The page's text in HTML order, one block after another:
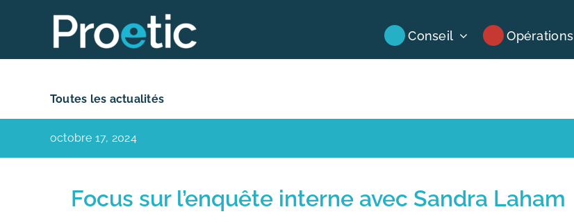
Conseil Opérations
Toutes les actualités
octobre 17, 2024
Focus sur l’enquête interne avec Sandra Laham